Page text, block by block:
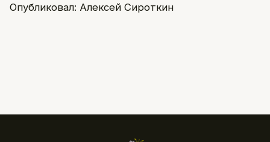
Опубликовал: Алексей Сироткин